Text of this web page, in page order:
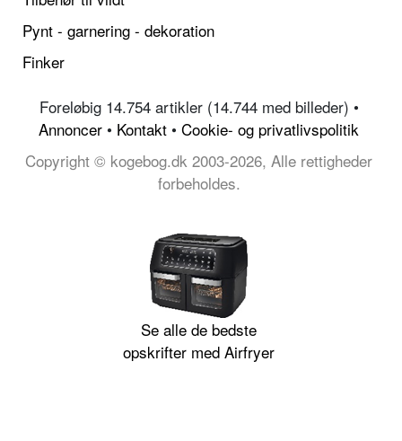
Pynt - garnering - dekoration
Finker
Foreløbig 14.754 artikler (14.744 med billeder) •
Annoncer • Kontakt • Cookie- og privatlivspolitik
Copyright © kogebog.dk 2003-2026, Alle rettigheder
forbeholdes.
Se alle de bedste
opskrifter med Airfryer